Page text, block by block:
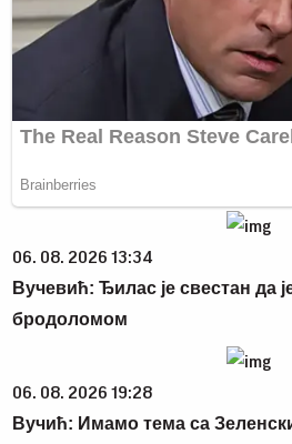
06. 08. 2026 13:34
Вучевић: Ђилас је свестан да
бродоломом
06. 08. 2026 19:28
Вучић: Имамо тема са